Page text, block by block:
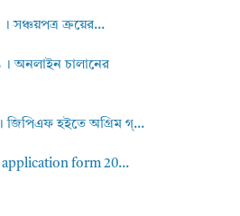
সঞ্চয়পত্র ক্রয়ের...
অনলাইন চালানের
জিপিএফ হইতে অগ্রিম গ্...
form 20...